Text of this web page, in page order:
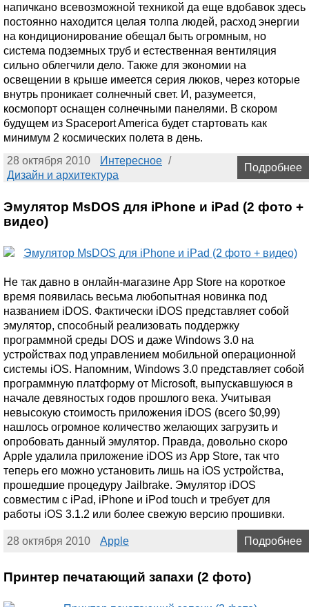
напичкано всевозможной техникой да еще вдобавок здесь
постоянно находится целая толпа людей, расход энергии
на кондиционирование обещал быть огромным, но
система подземных труб и естественная вентиляция
сильно облегчили дело. Также для экономии на
освещении в крыше имеется серия люков, через которые
внутрь проникает солнечный свет. И, разумеется,
космопорт оснащен солнечными панелями. В скором
будущем из Spaceport America будет стартовать как
минимум 2 космических полета в день.
28 октября 2010
Интересное /
Дизайн и архитектура
Подробнее
Эмулятор MsDOS для iPhone и iPad (2 фото +
видео)
Не так давно в онлайн-магазине App Store на короткое
время появилась весьма любопытная новинка под
названием iDOS. Фактически iDOS представляет собой
эмулятор, способный реализовать поддержку
программной среды DOS и даже Windows 3.0 на
устройствах под управлением мобильной операционной
системы iOS. Напомним, Windows 3.0 представляет собой
программную платформу от Microsoft, выпускавшуюся в
начале девяностых годов прошлого века. Учитывая
невысокую стоимость приложения iDOS (всего $0,99)
нашлось огромное количество желающих загрузить и
опробовать данный эмулятор. Правда, довольно скоро
Apple удалила приложение iDOS из App Store, так что
теперь его можно установить лишь на iOS устройства,
прошедшие процедуру Jailbrake. Эмулятор iDOS
совместим с iPad, iPhone и iPod touch и требует для
работы iOS 3.1.2 или более свежую версию прошивки.
28 октября 2010 Apple Подробнее
Принтер печатающий запахи (2 фото)